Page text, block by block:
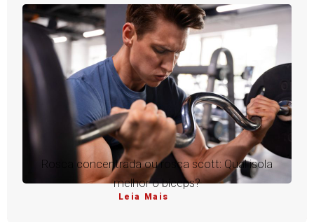
Rosca concentrada ou rosca scott: Qual isola
melhor o bíceps?
Leia Mais